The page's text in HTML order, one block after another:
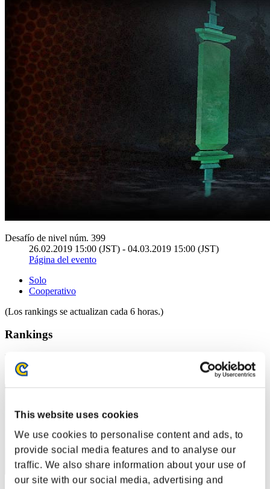
This website uses cookies
We use cookies to personalise content and ads, to
provide social media features and to analyse our
traffic. We also share information about your use of
our site with our social media, advertising and
Desafío de nivel núm. 399
26.02.2019 15:00 (JST) - 04.03.2019 15:00 (JST)
Página del evento
Solo
Cooperativo
(Los rankings se actualizan cada 6 horas.)
Rankings
Posición